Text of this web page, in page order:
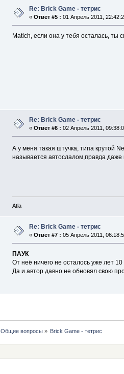
Re: Brick Game - тетрис
« Ответ #5 : 01 Апрель 2011,
Matich, если она у тебя осталась, ты
Re: Brick Game - тетрис
« Ответ #6 : 02 Апрель 2011,
А у меня такая штучка, типа крутой
называется автослалом,правда
Atla
Re: Brick Game - тетрис
« Ответ #7 : 05 Апрель 2011,
ПАУК
От неё ничего не осталось уже лет
Да и автор давно не обновял свою
Общие вопросы» Brick Game - тетрис